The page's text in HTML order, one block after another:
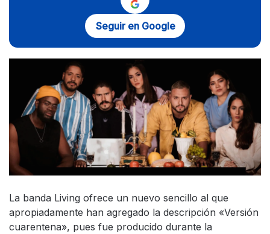
Seguir en Google
La banda Living ofrece un nuevo sencillo al que
apropiadamente han agregado la descripción «Versión
cuarentena», pues fue producido durante la